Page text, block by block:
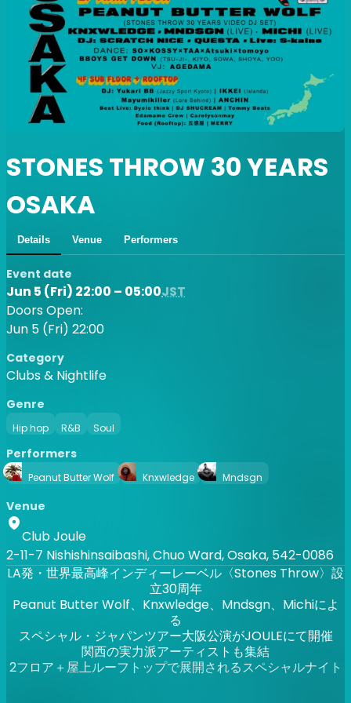
STONES THROW 30 YEARS
OSAKA
Details Venue Performers
Event date
Jun 5 (Fri) 22:00 – 05:00JST
Doors Open:
Jun 5 (Fri) 22:00
Category
Clubs & Nightlife
Genre
Hip hop R&B Soul
Performers
Peanut Butter Wolf Knxwledge Mndsgn
Venue
Club Joule
2-11-7 Nishishinsaibashi, Chuo Ward, Osaka, 542-0086
LA発・世界最高峰インディーレーベル〈Stones Throw〉設
立30周年
Peanut Butter Wolf、Knxwledge、Mndsgn、Michiによ
る
スペシャル・ジャパンツアー大阪公演がJOULEにて開催
関西の実力派アーティストも集結
2フロア＋屋上ルーフトップで展開されるスペシャルナイト